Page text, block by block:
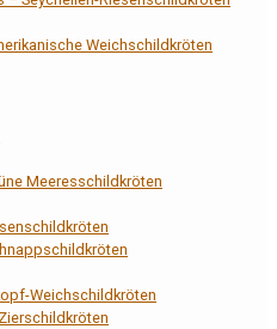
Weichschildkröten
Meeresschildkröten
Weichschildkröten